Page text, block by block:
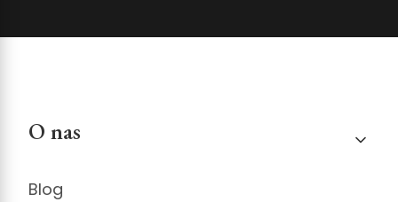
Linki w stopce
O nas
Blog